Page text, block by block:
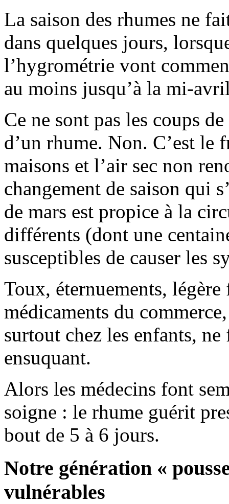
La saison des rhumes ne
dans quelques jours,
l’hygrométrie vont
au moins jusqu’à la mi-
Ce ne sont pas les coups
d’un rhume. Non. C’est le
maisons et l’air sec non
changement de saison qui
de mars est propice à la
différents (dont une
susceptibles de causer les
Toux, éternuements,
médicaments du
surtout chez les enfants,
ensuquant.
Alors les médecins font
soigne : le rhume guérit
bout de 5 à 6 jours.
Notre génération «
vulnérables